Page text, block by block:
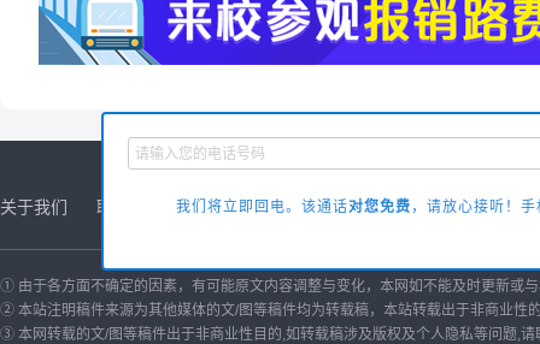
关于我们 联系方式 商务合作 友情链接 诚聘英才 版权声
① 由于各方面不确定的因素，有可能原文内容调整与变化，本网如不能及时更新或
② 本站注明稿件来源为其他媒体的文/图等稿件均为转载稿，本站转载出于非商业性
③ 本网转载的文/图等稿件出于非商业性目的,如转载稿涉及版权及个人隐私等问题,
我们将立即回电。该通话对您免费 ，请放心接听！